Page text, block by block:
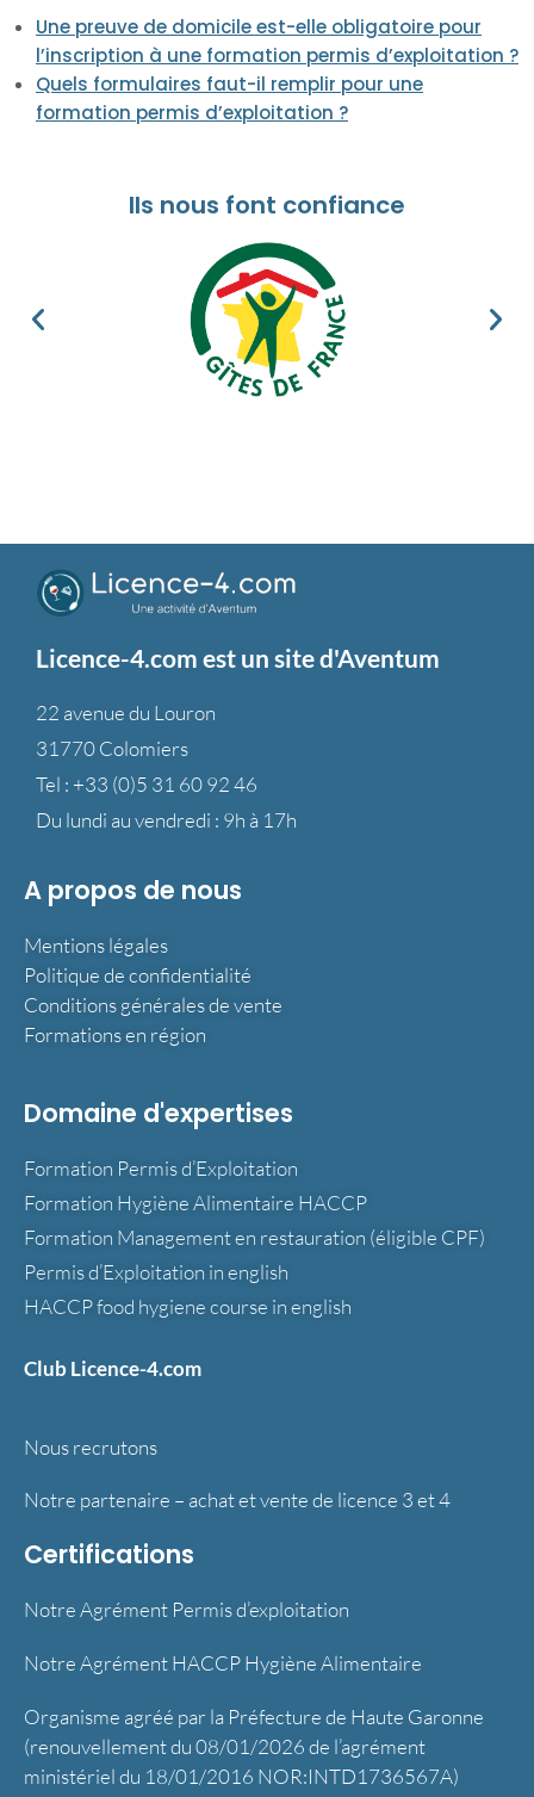
Une preuve de domicile est-elle obligatoire pour
l’inscription à une formation permis d’exploitation ?
Quels formulaires faut-il remplir pour une
formation permis d’exploitation ?
Ils nous font confiance
Licence-4.com est un site d'Aventum
22 avenue du Louron
31770 Colomiers
Tel : +33 (0)5 31 60 92 46
Du lundi au vendredi : 9h à 17h
A propos de nous
Mentions légales
Politique de confidentialité
Conditions générales de vente
Formations en région
Domaine d'expertises
Formation Permis d’Exploitation
Formation Hygiène Alimentaire HACCP
Formation Management en restauration (éligible CPF)
Permis d’Exploitation in english
HACCP food hygiene course in english
Club Licence-4.com
Nous recrutons
Notre partenaire – achat et vente de licence 3 et 4
Certifications
Notre Agrément Permis d’exploitation
Notre Agrément HACCP Hygiène Alimentaire
Organisme agréé par la Préfecture de Haute Garonne
(renouvellement du 08/01/2026 de l’agrément
ministériel du 18/01/2016 NOR:INTD1736567A)